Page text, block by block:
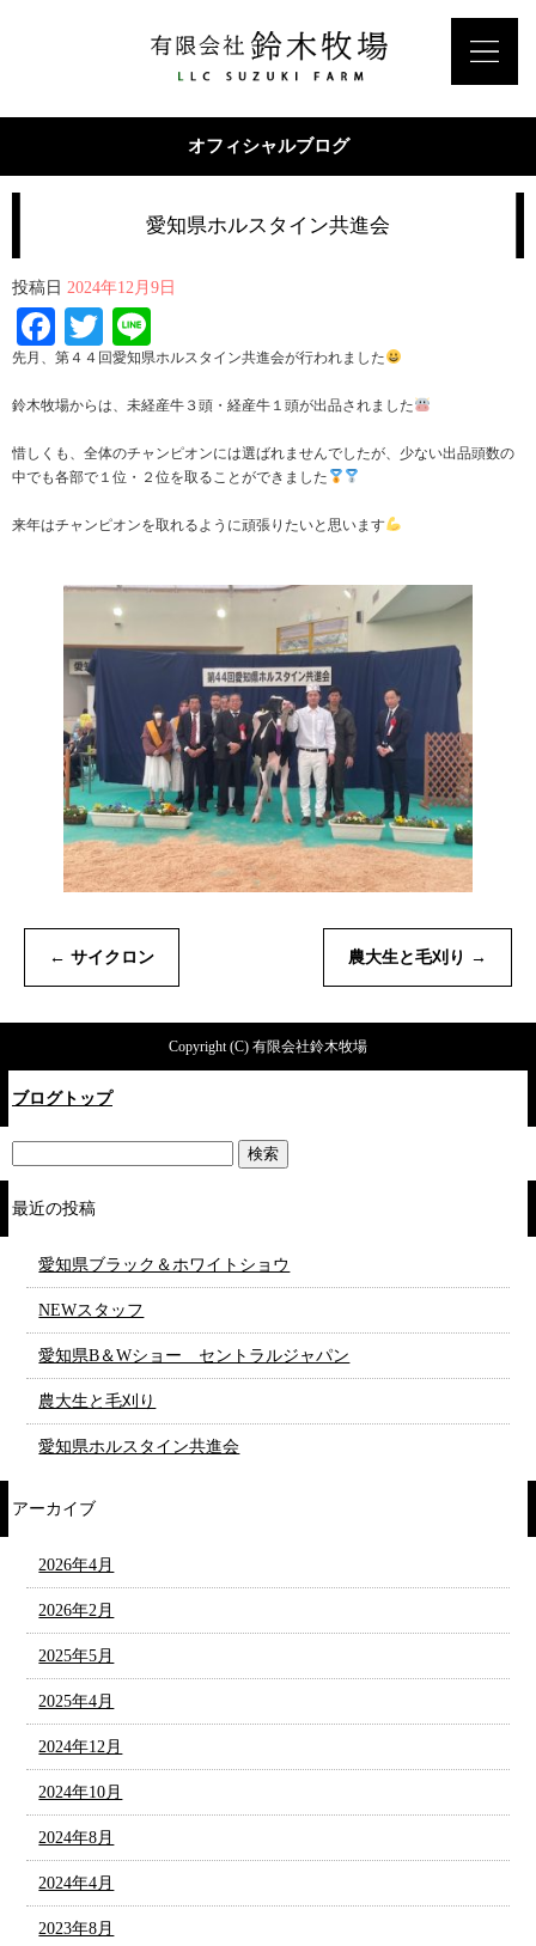
オフィシャルブログ
愛知県ホルスタイン共進会
投稿日 2024年12月9日
Facebook
Twitter
先月、第４４回愛知県ホルスタイン共進会が行われました
鈴木牧場からは、未経産牛３頭・経産牛１頭が出品されました
惜しくも、全体のチャンピオンには選ばれませんでしたが、少ない出品頭数の
中でも各部で１位・２位を取ることができました
来年はチャンピオンを取れるように頑張りたいと思います
← サイクロン 農大生と毛刈り →
Copyright (C) 有限会社鈴木牧場
ブログトップ
最近の投稿
愛知県ブラック＆ホワイトショウ
NEWスタッフ
愛知県B＆Wショー セントラルジャパン
農大生と毛刈り
愛知県ホルスタイン共進会
アーカイブ
2026年4月
2026年2月
2025年5月
2025年4月
2024年12月
2024年10月
2024年8月
2024年4月
2023年8月